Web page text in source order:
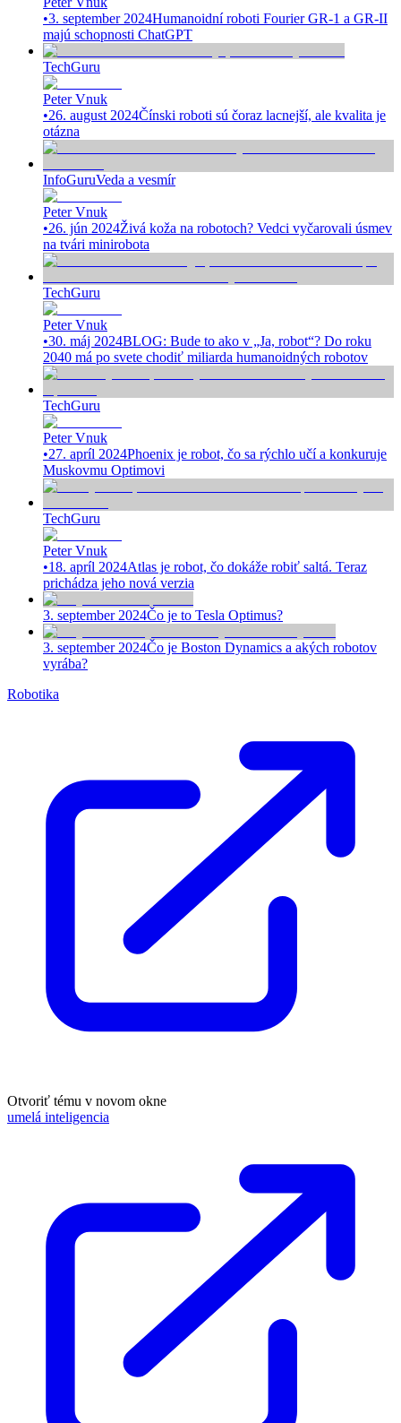
•3. september 2024Humanoidní roboti Fourier GR-1 a GR-II
majú schopnosti ChatGPT
TechGuru
Peter Vnuk
•26. august 2024Čínski roboti sú čoraz lacnejší, ale kvalita je
otázna
InfoGuruVeda a vesmír
Peter Vnuk
•26. jún 2024Živá koža na robotoch? Vedci vyčarovali úsmev
na tvári minirobota
TechGuru
Peter Vnuk
•30. máj 2024BLOG: Bude to ako v „Ja, robot“? Do roku
2040 má po svete chodiť miliarda humanoidných robotov
TechGuru
Peter Vnuk
•27. apríl 2024Phoenix je robot, čo sa rýchlo učí a konkuruje
Muskovmu Optimovi
TechGuru
Peter Vnuk
•18. apríl 2024Atlas je robot, čo dokáže robiť saltá. Teraz
prichádza jeho nová verzia
3. september 2024Čo je to Tesla Optimus?
3. september 2024Čo je Boston Dynamics a akých robotov
vyrába?
Robotika
Otvoriť tému v novom okne
umelá inteligencia